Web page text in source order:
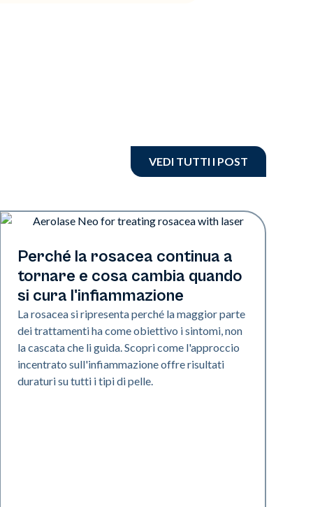
VEDI TUTTI I POST
Salute della pelle
Perché la rosacea continua a
tornare e cosa cambia quando
si cura l'infiammazione
La rosacea si ripresenta perché la maggior parte
dei trattamenti ha come obiettivo i sintomi, non
la cascata che li guida. Scopri come l'approccio
incentrato sull'infiammazione offre risultati
duraturi su tutti i tipi di pelle.